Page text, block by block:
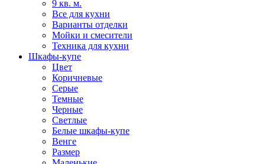
9 кв. м.
Все для кухни
Варианты отделки
Мойки и смесители
Техника для кухни
Шкафы-купе
Цвет
Коричневые
Серые
Темные
Черные
Светлые
Белые шкафы-купе
Венге
Размер